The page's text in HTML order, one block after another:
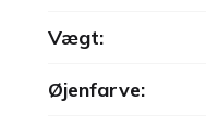
Vægt:
Øjenfarve: